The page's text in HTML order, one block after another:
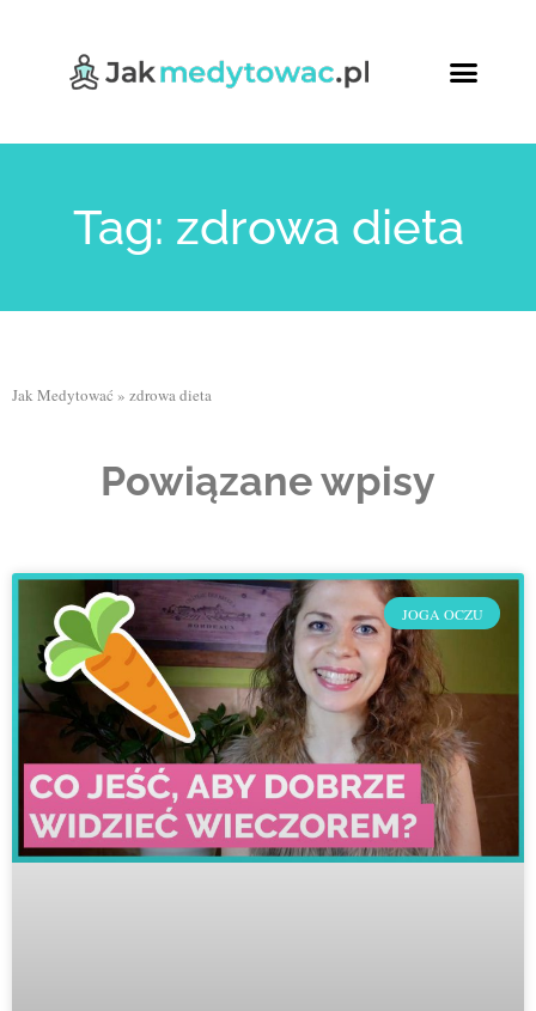
Tag: zdrowa dieta
Jak Medytować » zdrowa dieta
Powiązane wpisy
JOGA OCZU